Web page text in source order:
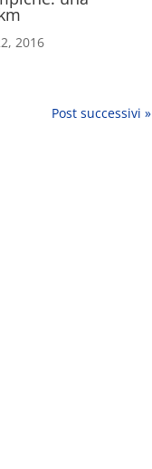
2016
Post successivi »